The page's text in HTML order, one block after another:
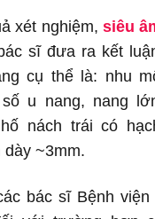
xét nghiệm, siêu
sĩ đưa ra kết
cụ thể là: nhu
u nang, nang
nách trái có
dày ~3mm.
bác sĩ Bệnh